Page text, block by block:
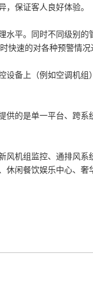
保证客人良好体验。
水平。同时不同级别的
快速的对各种预警情
设备上（例如空调机组
供的是单一平台、跨系
风机组监控、通排风系
休闲餐饮娱乐中心、奢